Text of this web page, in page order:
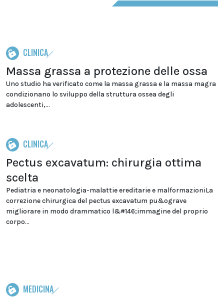
CLINICA
Massa grassa a protezione delle ossa
Uno studio ha verificato come la massa grassa e la massa magra
condizionano lo sviluppo della struttura ossea degli
adolescenti,...
CLINICA
Pectus excavatum: chirurgia ottima
scelta
Pediatria e neonatologia-malattie ereditarie e malformazioniLa
correzione chirurgica del pectus excavatum pu&ograve
migliorare in modo drammatico l&#146;immagine del proprio
corpo...
MEDICINA